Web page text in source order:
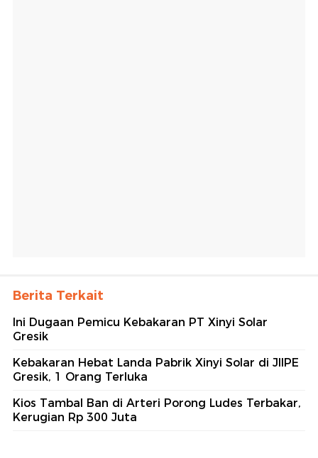
Berita Terkait
Ini Dugaan Pemicu Kebakaran PT Xinyi Solar
Gresik
Kebakaran Hebat Landa Pabrik Xinyi Solar di JIIPE
Gresik, 1 Orang Terluka
Kios Tambal Ban di Arteri Porong Ludes Terbakar,
Kerugian Rp 300 Juta